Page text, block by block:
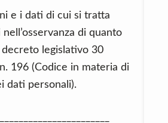
e i dati di cui si tratta
di quanto
legislativo 30
196 (Codice in materia di
dati personali).